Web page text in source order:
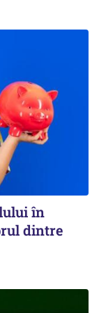
în
dintre